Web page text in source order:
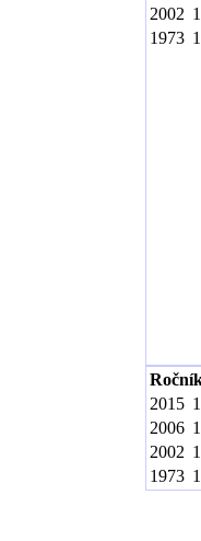
2002 1
1973 1
2015 1
2006 1
2002 1
1973 1